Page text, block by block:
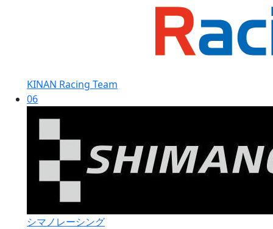
KINAN Racing Team
06
シマノレーシング